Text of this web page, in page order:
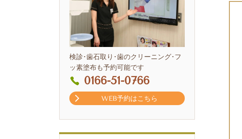
検診･歯石取り･歯のクリーニング･フ
ッ素塗布も予約可能です
0166-51-0766
WEB予約はこちら